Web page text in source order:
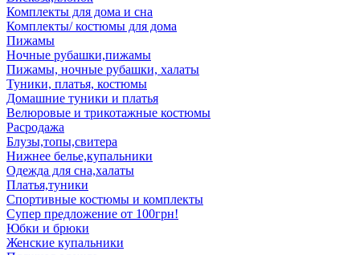
Комплекты для дома и сна
Комплекты/ костюмы для дома
Пижамы
Ночные рубашки,пижамы
Пижамы, ночные рубашки, халаты
Туники, платья, костюмы
Домашние туники и платья
Велюровые и трикотажные костюмы
Расродажа
Блузы,топы,свитера
Нижнее белье,купальники
Одежда для сна,халаты
Платья,туники
Спортивные костюмы и комплекты
Супер предложение от 100грн!
Юбки и брюки
Женские купальники